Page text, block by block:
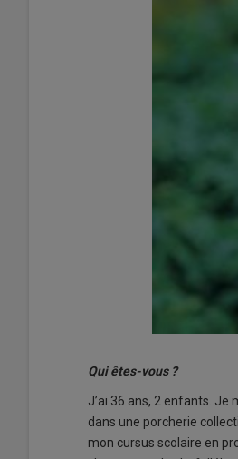
Qui êtes-vous ?
J’ai 36 ans, 2 enfants. Je
dans une porcherie
mon cursus scolaire en